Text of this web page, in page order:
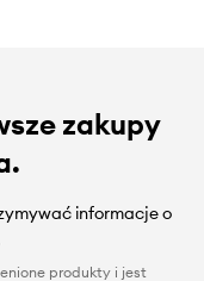
zakupy
informacje o
produkty i jest